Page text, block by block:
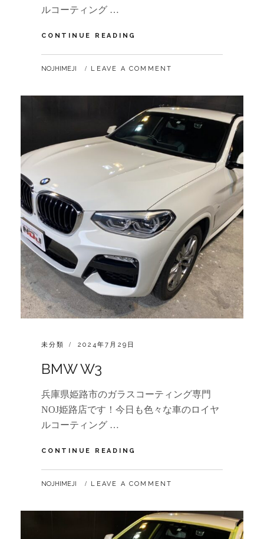
ルコーティング …
CONTINUE READING
BY
NOJHIMEJI LEAVE A COMMENT
CATEGORIES:
未分類
POSTED
2024年7月29日
BMW W3
兵庫県姫路市のガラスコーティング専門
NOJ姫路店です！今日も色々な車のロイヤ
ルコーティング …
CONTINUE READING
BY
NOJHIMEJI LEAVE A COMMENT